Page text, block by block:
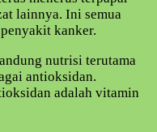
lainnya. Ini semua
kanker.
nutrisi terutama
antioksidan.
adalah vitamin